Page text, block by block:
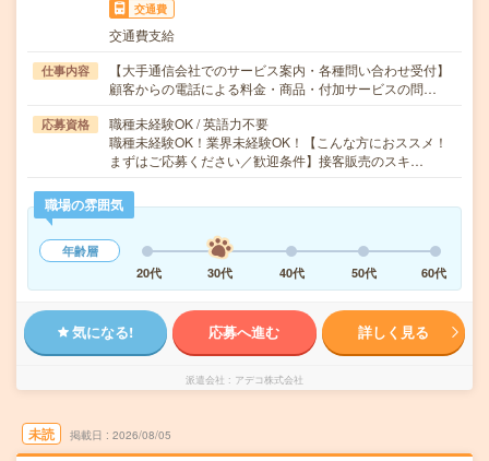
交通費
交通費支給
仕事内容
【大手通信会社でのサービス案内・各種問い合わせ受付】
顧客からの電話による料金・商品・付加サービスの問…
応募資格
職種未経験OK / 英語力不要
職種未経験OK！業界未経験OK！【こんな方におススメ！
まずはご応募ください／歓迎条件】接客販売のスキ…
職場の雰囲気
年齢層
20代
30代 40代 50代 60代
気になる! 応募へ進む 詳しく見る
派遣会社 アデコ株式会社
未読 掲載日 2026/08/05